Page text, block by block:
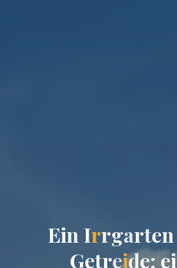
Ein Irrgarten
Getreide:ei